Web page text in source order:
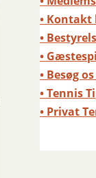
• Kontakt
•
•
• Besøg
• Tennis
• Privat